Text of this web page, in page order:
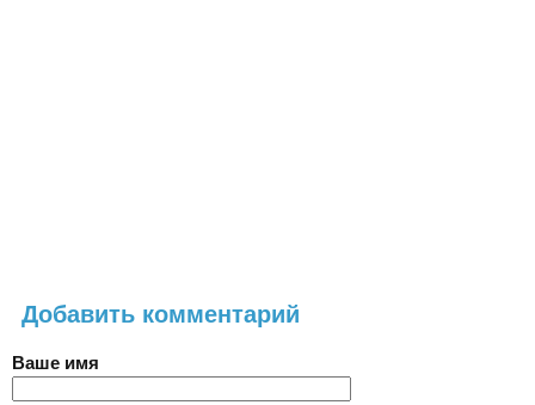
Добавить комментарий
Ваше имя